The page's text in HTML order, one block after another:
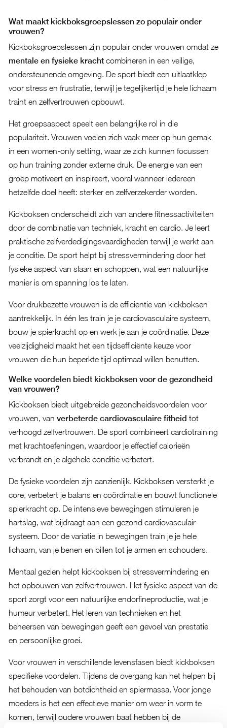
Wat maakt kickboksgroepslessen zo populair onder
vrouwen?
Kickboksgroepslessen zijn populair onder vrouwen omdat ze
mentale en fysieke krachtcombineren in een veilige,
ondersteunende omgeving. De sport biedt een uitlaatklep
voor stress en frustratie, terwijl je tegelijkertijd je hele lichaam
traint en zelfvertrouwen opbouwt.
Het groepsaspect speelt een belangrijke rol in die
populariteit. Vrouwen voelen zich vaak meer op hun gemak
in een women-only setting, waar ze zich kunnen focussen
op hun training zonder externe druk. De energie van een
groep motiveert en inspireert, vooral wanneer iedereen
hetzelfde doel heeft: sterker en zelfverzekerder worden.
Kickboksen onderscheidt zich van andere fitnessactiviteiten
door de combinatie van techniek, kracht en cardio. Je leert
praktische zelfverdedigingsvaardigheden terwijl je werkt aan
je conditie. De sport helpt bij stressvermindering door het
fysieke aspect van slaan en schoppen, wat een natuurlijke
manier is om spanning los te laten.
Voor drukbezette vrouwen is de efficiëntie van kickboksen
aantrekkelijk. In één les train je je cardiovasculaire systeem,
bouw je spierkracht op en werk je aan je coördinatie. Deze
veelzijdigheid maakt het een tijdsefficiënte keuze voor
vrouwen die hun beperkte tijd optimaal willen benutten.
Welke voordelen biedt kickboksen voor de gezondheid
van vrouwen?
Kickboksen biedt uitgebreide gezondheidsvoordelen voor
vrouwen, van verbeterde cardiovasculaire fitheid tot
verhoogd zelfvertrouwen. De sport combineert cardiotraining
met krachtoefeningen, waardoor je effectief calorieën
verbrandt en je algehele conditie verbetert.
De fysieke voordelen zijn aanzienlijk. Kickboksen versterkt je
core, verbetert je balans en coördinatie en bouwt functionele
spierkracht op. De intensieve bewegingen stimuleren je
hartslag, wat bijdraagt aan een gezond cardiovasculair
systeem. Door de variatie in bewegingen train je je hele
lichaam, van je benen en billen tot je armen en schouders.
Mentaal gezien helpt kickboksen bij stressvermindering en
het opbouwen van zelfvertrouwen. Het fysieke aspect van de
sport zorgt voor een natuurlijke endorfineproductie, wat je
humeur verbetert. Het leren van technieken en het
beheersen van bewegingen geeft een gevoel van prestatie
en persoonlijke groei.
Voor vrouwen in verschillende levensfasen biedt kickboksen
specifieke voordelen. Tijdens de overgang kan het helpen bij
het behouden van botdichtheid en spiermassa. Voor jonge
moeders is het een effectieve manier om weer in vorm te
komen, terwijl oudere vrouwen baat hebben bij de